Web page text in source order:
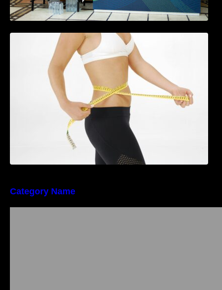
Tratamentul Wegovy® generează o scădere
în greutate de până la 22,6% la femei în
perioada menopauzei și reduce la jumătate
riscul de migrene
Category Name